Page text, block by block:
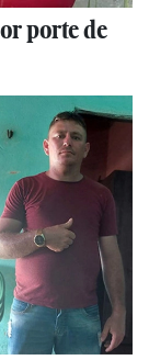
porte de